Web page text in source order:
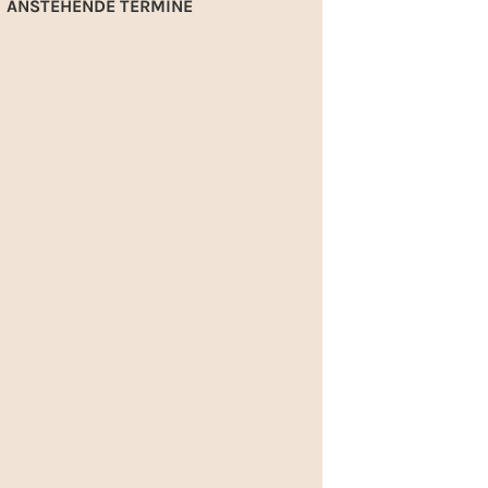
ANSTEHENDE TERMINE